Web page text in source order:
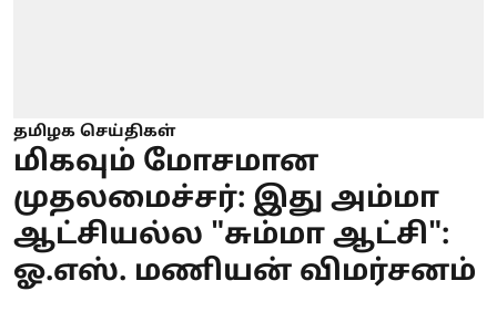
தமிழக செய்திகள்
மிகவும் மோசமான
முதலமைச்சர்: இது அம்மா
ஆட்சியல்ல "சும்மா ஆட்சி":
ஓ.எஸ். மணியன் விமர்சனம்